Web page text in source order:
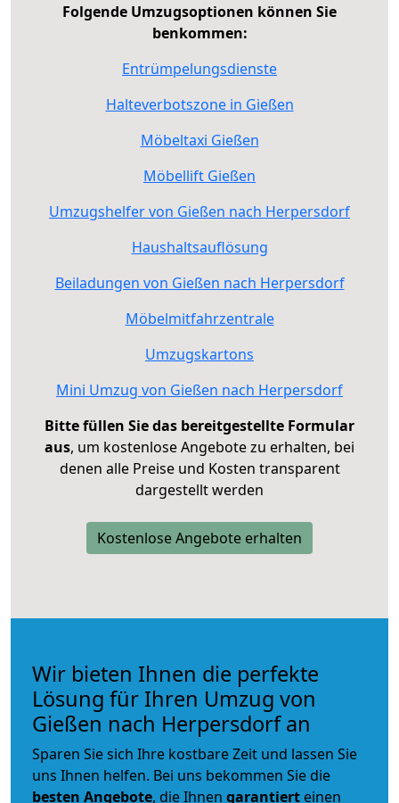
Folgende Umzugsoptionen können Sie
benkommen:
Entrümpelungsdienste
Halteverbotszone in Gießen
Möbeltaxi Gießen
Möbellift Gießen
Umzugshelfer von Gießen nach Herpersdorf
Haushaltsauflösung
Beiladungen von Gießen nach Herpersdorf
Möbelmitfahrzentrale
Umzugskartons
Mini Umzug von Gießen nach Herpersdorf
Bitte füllen Sie das bereitgestellte Formular
aus, um kostenlose Angebote zu erhalten, bei
denen alle Preise und Kosten transparent
dargestellt werden
Kostenlose Angebote erhalten
Wir bieten Ihnen die perfekte
Lösung für Ihren Umzug von
Gießen nach Herpersdorf an
Sparen Sie sich Ihre kostbare Zeit und lassen Sie
uns Ihnen helfen. Bei uns bekommen Sie die
besten Angebote, die Ihnen garantiert einen